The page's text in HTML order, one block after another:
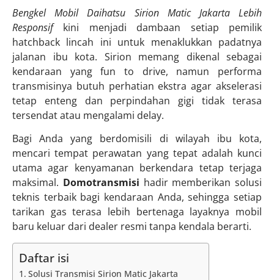
Bengkel Mobil Daihatsu Sirion Matic Jakarta Lebih
Responsifkini menjadi dambaan setiap pemilik
hatchback lincah ini untuk menaklukkan padatnya
jalanan ibu kota. Sirion memang dikenal sebagai
kendaraan yang fun to drive, namun performa
transmisinya butuh perhatian ekstra agar akselerasi
tetap enteng dan perpindahan gigi tidak terasa
tersendat atau mengalami delay.
Bagi Anda yang berdomisili di wilayah ibu kota,
mencari tempat perawatan yang tepat adalah kunci
utama agar kenyamanan berkendara tetap terjaga
maksimal. Domotransmisi hadir memberikan solusi
teknis terbaik bagi kendaraan Anda, sehingga setiap
tarikan gas terasa lebih bertenaga layaknya mobil
baru keluar dari dealer resmi tanpa kendala berarti.
Daftar isi
Solusi Transmisi Sirion Matic Jakarta